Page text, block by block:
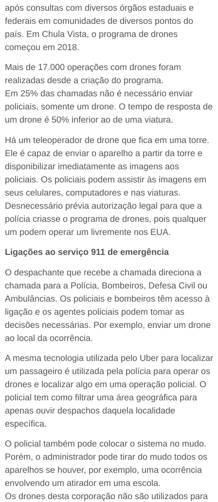
após consultas com diversos órgãos estaduais e
federais em comunidades de diversos pontos do
país. Em Chula Vista, o programa de drones
começou em 2018.
Mais de 17.000 operações com drones foram
realizadas desde a criação do programa.
Em 25% das chamadas não é necessário enviar
policiais, somente um drone. O tempo de resposta de
um drone é 50% inferior ao de uma viatura.
Há um teleoperador de drone que fica em uma torre.
Ele é capaz de enviar o aparelho a partir da torre e
disponibilizar imediatamente as imagens aos
policiais. Os policiais podem assistir às imagens em
seus celulares, computadores e nas viaturas.
Desnecessário prévia autorização legal para que a
polícia criasse o programa de drones, pois qualquer
um podem operar um livremente nos EUA.
Ligações ao serviço 911 de emergência
O despachante que recebe a chamada direciona a
chamada para a Polícia, Bombeiros, Defesa Civil ou
Ambulâncias. Os policiais e bombeiros têm acesso à
ligação e os agentes policiais podem tomar as
decisões necessárias. Por exemplo, enviar um drone
ao local da ocorrência.
A mesma tecnologia utilizada pelo Uber para localizar
um passageiro é utilizada pela polícia para operar os
drones e localizar algo em uma operação policial. O
policial tem como filtrar uma área geográfica para
apenas ouvir despachos daquela localidade
específica.
O policial também pode colocar o sistema no mudo.
Porém, o administrador pode tirar do mudo todos os
aparelhos se houver, por exemplo, uma ocorrência
envolvendo um atirador em uma escola.
Os drones desta corporação não são utilizados para